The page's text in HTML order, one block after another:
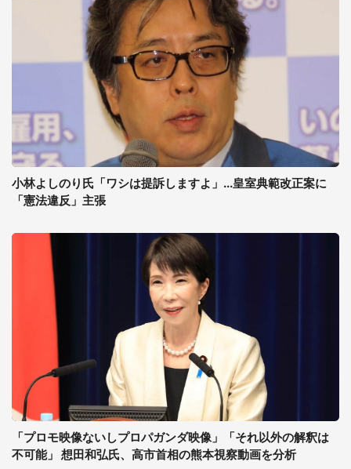
小林よしのり氏「ワシは提訴しますよ」...皇室典範改正案に
「憲法違反」主張
「プロモ映像ないしプロパガンダ映像」「それ以外の解釈は
不可能」 想田和弘氏、高市首相の熊本視察動画を分析